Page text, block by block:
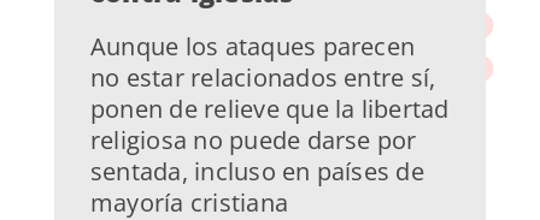
Aunque los ataques parecen
no estar relacionados entre sí,
ponen de relieve que la libertad
religiosa no puede darse por
sentada, incluso en países de
mayoría cristiana